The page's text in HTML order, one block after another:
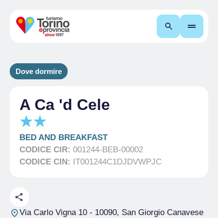
Cerca
Dove dormire
A Ca 'd Cele
BED AND BREAKFAST
CODICE CIR: 001244-BEB-00002
CODICE CIN: IT001244C1DJDVWPJC
Via Carlo Vigna 10- 10090, San Giorgio Canavese